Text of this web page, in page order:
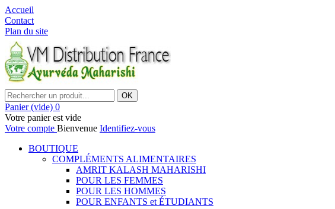
Accueil
Contact
Plan du site
OK
Panier (vide) 0
Votre panier est vide
Votre compte Bienvenue Identifiez-vous
BOUTIQUE
COMPLÉMENTS ALIMENTAIRES
AMRIT KALASH MAHARISHI
POUR LES FEMMES
POUR LES HOMMES
POUR ENFANTS et ÉTUDIANTS